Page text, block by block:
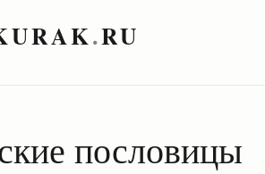
.RU
пословицы